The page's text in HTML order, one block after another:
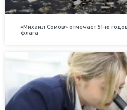
«Михаил Сомов» отмечает 51-ю
флага